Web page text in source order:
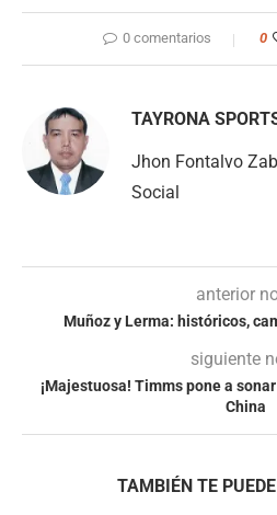
0 comentarios 0
TAYRONA
Jhon Fontalvo
Social
anterior
Muñoz y Lerma: históricos,
siguiente
¡Majestuosa! Timms pone a
China
TAMBIÉN TE